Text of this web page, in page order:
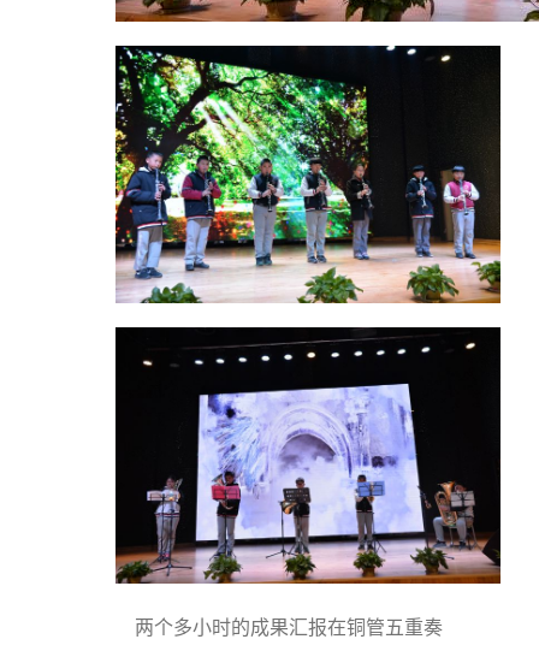
两个多小时的成果汇报在铜管五重奏